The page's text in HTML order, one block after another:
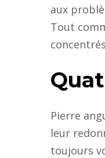
aux
Tout
Pierre
leur
toujours